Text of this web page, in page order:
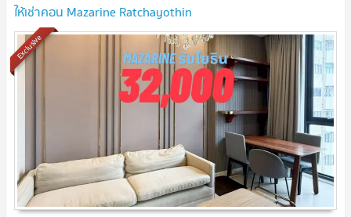
ให้เช่าคอน Mazarine Ratchayothin
Exclusive